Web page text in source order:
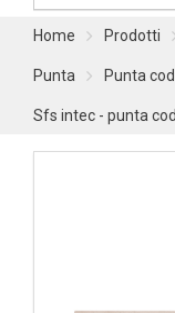
Home Prodotti
Punta Punta
Sfs intec - punta